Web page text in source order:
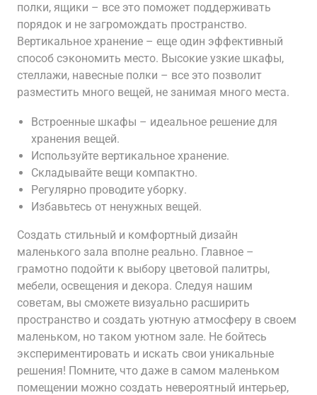
полки, ящики – все это поможет поддерживать
порядок и не загромождать пространство.
Вертикальное хранение – еще один эффективный
способ сэкономить место. Высокие узкие шкафы,
стеллажи, навесные полки – все это позволит
разместить много вещей, не занимая много места.
Встроенные шкафы – идеальное решение для
хранения вещей.
Используйте вертикальное хранение.
Складывайте вещи компактно.
Регулярно проводите уборку.
Избавьтесь от ненужных вещей.
Создать стильный и комфортный дизайн
маленького зала вполне реально. Главное –
грамотно подойти к выбору цветовой палитры,
мебели, освещения и декора. Следуя нашим
советам, вы сможете визуально расширить
пространство и создать уютную атмосферу в своем
маленьком, но таком уютном зале. Не бойтесь
экспериментировать и искать свои уникальные
решения! Помните, что даже в самом маленьком
помещении можно создать невероятный интерьер,